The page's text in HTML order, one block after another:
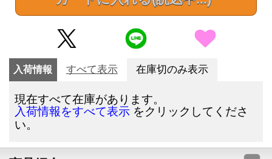
入荷情報 すべて表示 在庫切のみ表示
現在すべて在庫があります。
入荷情報をすべて表示 をクリックしてくださ
い。